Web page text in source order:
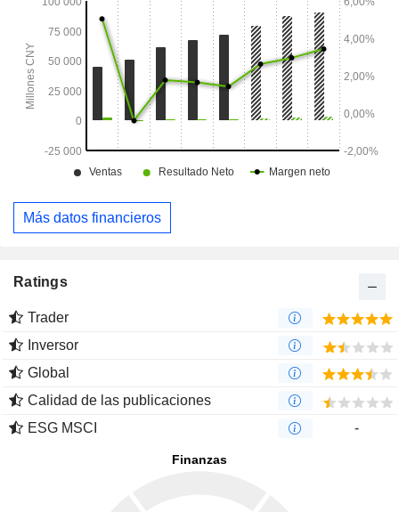
Más datos financieros
Ratings
Trader
Inversor
Global
Calidad de las publicaciones
ESG MSCI
-